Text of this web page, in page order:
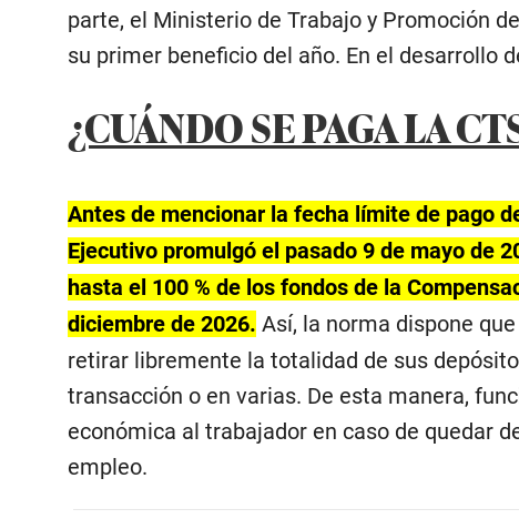
parte, el Ministerio de Trabajo y Promoción
su primer beneficio del año. En el desarrollo
¿CUÁNDO SE PAGA LA
Antes de mencionar la fecha límite de pago
Ejecutivo promulgó el pasado 9 de mayo de
hasta el 100 % de los fondos de la
diciembre de 2026. Así, la norma dispone
retirar libremente la totalidad de sus
transacción o en varias. De esta manera,
económica al trabajador en caso de quedar
empleo.